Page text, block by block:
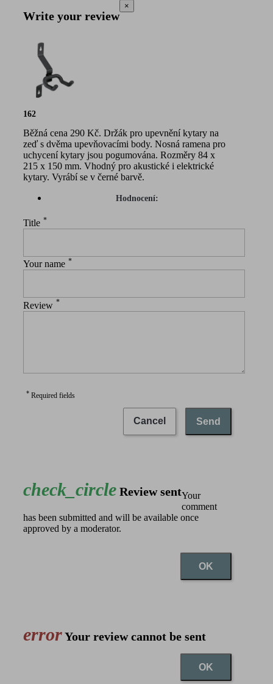
Write your review
×
162
Běžná cena 290 Kč. Držák pro upevnění kytary na
zeď s dvěma upevňovacími body. Nosná ramena pro
uchycení kytary jsou pogumována. Rozměry 84 x
215 x 150 mm. Vhodný pro akustické i elektrické
kytary. Vyrábí se v černé barvě.
Hodnocení:
Title *
Your name *
Review *
* Required fields
Cancel Send
check_circle Review sentYour
comment
has been submitted and will be available once
approved by a moderator.
OK
errorYour review cannot be sent
OK